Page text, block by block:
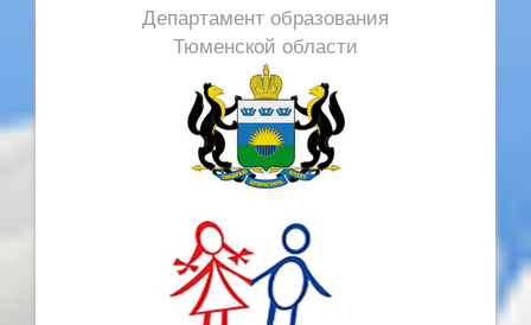
Департамент образования
Тюменской области